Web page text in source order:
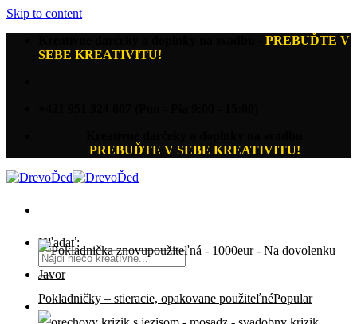
Skip to content
PREBUĎTE V
SEBE KREATIVITU!
PREBUĎTE V SEBE KREATIVITU!
Hľadať:
Pokladničky – stieracie, opakovane použiteľné